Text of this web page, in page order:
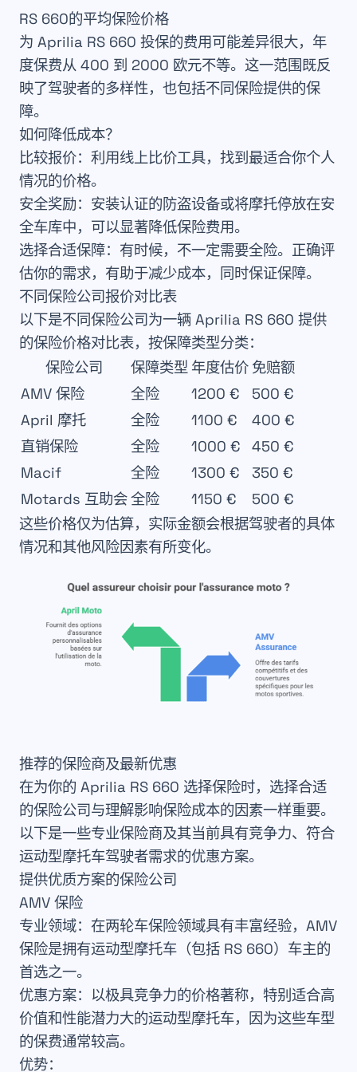
RS 660的平均保险价格
为 Aprilia RS 660 投保的费用可能差异很大，年
度保费从 400 到 2000 欧元不等。这一范围既反
映了驾驶者的多样性，也包括不同保险提供的保
障。
如何降低成本？
比较报价：利用线上比价工具，找到最适合你个人
情况的价格。
安全奖励：安装认证的防盗设备或将摩托停放在安
全车库中，可以显著降低保险费用。
选择合适保障：有时候，不一定需要全险。正确评
估你的需求，有助于减少成本，同时保证保障。
不同保险公司报价对比表
以下是不同保险公司为一辆 Aprilia RS 660 提供
的保险价格对比表，按保障类型分类：
保险公司
保障类型 年度估价 免赔额
AMV 保险
全险 1200 €
500 €
April 摩托
全险 1100 €
400 €
直销保险
全险 1000 €
450 €
Macif
全险 1300 €
350 €
Motards 互助会全险 1150 €
500 €
这些价格仅为估算，实际金额会根据驾驶者的具体
情况和其他风险因素有所变化。
推荐的保险商及最新优惠
在为你的 Aprilia RS 660 选择保险时，选择合适
的保险公司与理解影响保险成本的因素一样重要。
以下是一些专业保险商及其当前具有竞争力、符合
运动型摩托车驾驶者需求的优惠方案。
提供优质方案的保险公司
AMV 保险
专业领域：在两轮车保险领域具有丰富经验，AMV
保险是拥有运动型摩托车（包括 RS 660）车主的
首选之一。
优惠方案：以极具竞争力的价格著称，特别适合高
价值和性能潜力大的运动型摩托车，因为这些车型
的保费通常较高。
优势：